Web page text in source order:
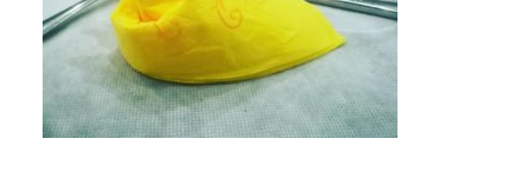
GALLERIA
GIORNALE
RICERCA